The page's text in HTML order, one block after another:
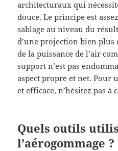
architecturaux qui
douce. Le principe est
sablage au niveau du
d’une projection bien plus
de la puissance de l’air
support n’est pas
aspect propre et net. Pour
et efficace, n’hésitez pas à
Quels outils
l’aérogommage ?